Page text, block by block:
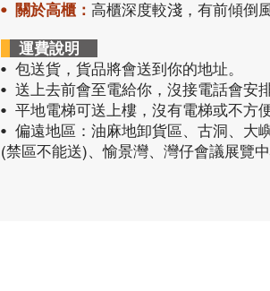
• 關於高櫃： 高櫃深度較淺，有前傾倒
運費說明
• 包送貨 ，貨品將會送到你的地址。
• 送上去前會至電給你，沒接電話會安
• 平地電梯可送上樓，沒有電梯或不方
• 偏遠地區：油麻地卸貨區、古洞、大
(禁區不能送)、愉景灣、灣仔會議展覽